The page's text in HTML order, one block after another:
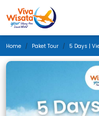
Home Paket Tour